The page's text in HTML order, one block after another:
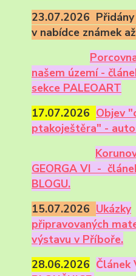
23.07.2026
v nabídce známek
našem území -
sekce PALEOART
17.07.2026 Objev
ptakoještěra" -
GEORGA VI -
BLOGU.
15.07.2026 Ukázky
připravovaných
výstavu v Příboře.
28.06.2026 Článek